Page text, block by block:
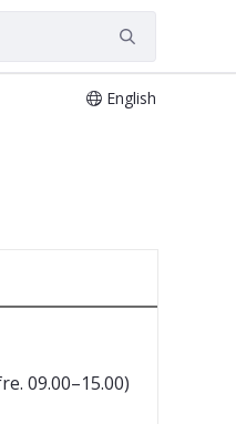
English
09.00–15.00)